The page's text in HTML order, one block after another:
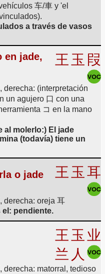
车/車 y 'el
a través de vasos
en jade,
王 玉 叚
derecha: (interpretación
un agujero 口 con una
コ en la mano
al molerlo:) El jade
(todavía) tiene un
o jade 王 玉 耳
derecha: oreja 耳
el: pendiente.
王 玉 业
兰 人
derecha: matorral, tedioso